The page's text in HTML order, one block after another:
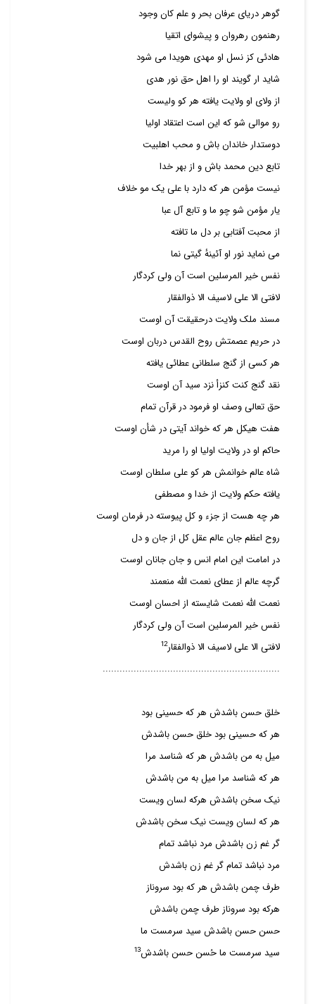
گوهر دریای عرفان بحر و علم کان وجود
رهنمون رهروان و پیشوای اتقیا
هادئی کز نسل او مهدی هویدا می شود
شاید ار گویند او را اهل حق نور هدی
از ولای او ولایت یافته هر کو ولیست
رو موالی شو که این است اعتقاد اولیا
دوستدار خاندان باش و محب اهلبیت
تابع دین محمد باش و از بهر خدا
نیست مؤمن هر که دارد با علی یک مو خلاف
یار مؤمن شو چو ما و تابع آل عبا
از محبت آفتابی بر دل ما تافته
می نماید نور او آئینهٔ گیتی نما
نفس خیر المرسلین است آن ولی کردگار
لافتی الا علی لاسیف الا ذوالفقار
مسند ملک ولایت درحقیقت آن اوست
در حریم عصمتش روح القدس دربان اوست
هر کسی از گنج سلطانی عطائی یافته
نقد گنج کنت کنزأ نزد سید آن اوست
حق تعالی وصف او فرمود در قرآن تمام
هفت هیکل هر که خواند آیتی در شأن اوست
حاکم او در ولایت اولیا او را مرید
شاه عالم خوانمش هر کو علی سلطان اوست
یافته حکم ولایت از خدا و مصطفی
هر چه هست از جزء و کل پیوسته در فرمان اوست
روح اعظم جان عالم عقل کل از جان و دل
در امامت این امام انس و جان جانان اوست
گرچه عالم از عطای نعمت الله منعمند
نعمت الله نعمت شایسته از احسان اوست
نفس خیر المرسلین است آن ولی کردگار
لافتی الا علی لاسیف الا ذوالفقار12
...............................................................
خلق حسن باشدش هر که حسینی بود
هر که حسینی بود خلق حسن باشدش
میل به من باشدش هر که شناسد مرا
هر که شناسد مرا میل به من باشدش
نیک سخن باشدش هرکه لسان ویست
هر که لسان ویست نیک سخن باشدش
گر غم زن باشدش مرد نباشد تمام
مرد نباشد تمام گر غم زن باشدش
طرف چمن باشدش هر که بود سروناز
هرکه بود سروناز طرف چمن باشدش
حسن حسن باشدش سید سرمست ما
سید سرمست ما حُسن حسن باشدش13